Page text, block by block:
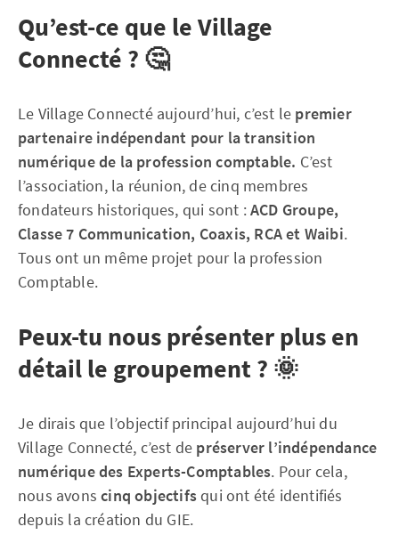
Qu’est-ce que le Village
Connecté ? 🤔
Le Village Connecté aujourd’hui, c’est le premier
partenaire indépendant pour la transition
numérique de la profession comptable. C’est
l’association, la réunion, de cinq membres
fondateurs historiques, qui sont :ACD Groupe,
Classe 7 Communication, Coaxis, RCA et Waibi.
Tous ont un même projet pour la profession
Comptable.
Peux-tu nous présenter plus en
détail le groupement ? 🌞
Je dirais que l’objectif principal aujourd’hui du
Village Connecté, c’est de préserver l’indépendance
numérique des Experts-Comptables. Pour cela,
nous avonscinq objectifsqui ont été identifiés
depuis la création du GIE.